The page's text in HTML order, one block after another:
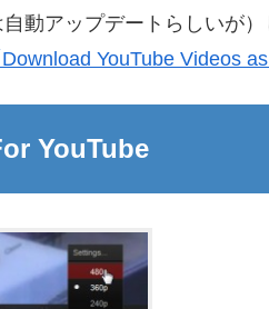
動アップデートらしいが
YouTube Videos
YouTube